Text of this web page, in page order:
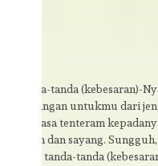
tanda-tanda (kebesaran)-
pasangan untukmu dari
dan merasa tenteram
kasih dan sayang.
terdapat tanda-tanda